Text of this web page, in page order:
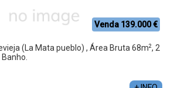
Venda 139.000 €
(La Mata pueblo) , Área Bruta 68m2, 2